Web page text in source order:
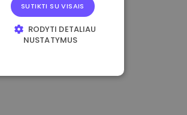
SUTIKTI SU VISAIS
RODYTI DETALIAU
NUSTATYMUS